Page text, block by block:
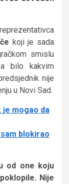
koji je sada
smislu
bilo kakvim
nije
u Novi Sad.
je mogao da
blokirao
od one koju
Nije